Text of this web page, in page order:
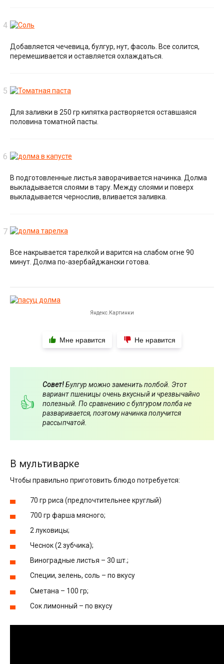
Добавляется чечевица, булгур, нут, фасоль. Все солится,
перемешивается и оставляется охлаждаться.
Для заливки в 250 гр кипятка растворяется оставшаяся
половина томатной пасты.
В подготовленные листья заворачивается начинка. Долма
выкладывается слоями в тару. Между слоями и поверх
выкладывается чернослив, вливается заливка.
Все накрывается тарелкой и варится на слабом огне 90
минут. Долма по-азербайджански готова.
Яндекс.Картинки
Мне нравится Не нравится
Совет!Булгур можно заменить полбой. Этот
вариант пшеницы очень вкусный и чрезвычайно
полезный. По сравнению с булгуром полба не
разваривается, поэтому начинка получится
рассыпчатой.
В мультиварке
Чтобы правильно приготовить блюдо потребуется:
70 гр риса (предпочтительнее круглый)
700 гр фарша мясного;
2 луковицы;
Чеснок (2 зубчика);
Виноградные листья – 30 шт.;
Специи, зелень, соль – по вкусу
Сметана – 100 гр;
Сок лимонный – по вкусу